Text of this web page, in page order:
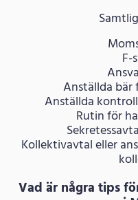
F-
Anställda bär
Anställda
Rutin för
Kollektivavtal eller
Vad är några tips